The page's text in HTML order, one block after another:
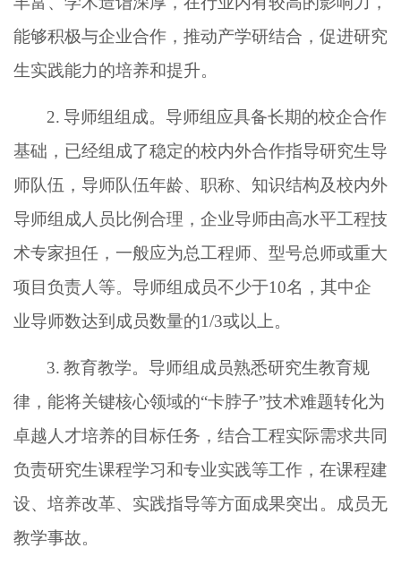
能够积极与企业合作，推动产学研结合，促进研究
生实践能力的培养和提升。
2. 导师组组成。导师组 应具备长期的校企合作
基础，已经组成了稳定的校内外合作指导研究生导
师队伍，导师队伍年龄、职称、知识结构及校内外
导师组成人员比例合理，企业导师由高水平工程技
术专家担任，一般应为总工程师、型号总师或重大
项目负责人等。导师组成员不少于10名，其中企
业导师数达到成员数量的1/3或以上。
3. 教育教学。导师组成员熟悉研究生教育规
律，能将关键核心领域的“卡脖子”技术难题转化为
卓越人才培养的目标任务，结合工程实际需求共同
负责研究生课程学习和专业实践等工作，在课程建
设、培养改革、实践指导等方面成果突出。成员无
教学事故。